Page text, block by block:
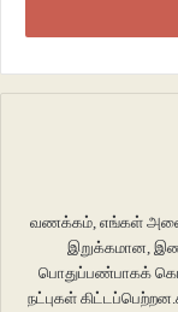
வணக்கம், எங்கள்
இறுக்கமான,
பொதுப்பண்பாகக்
நட்புகள்